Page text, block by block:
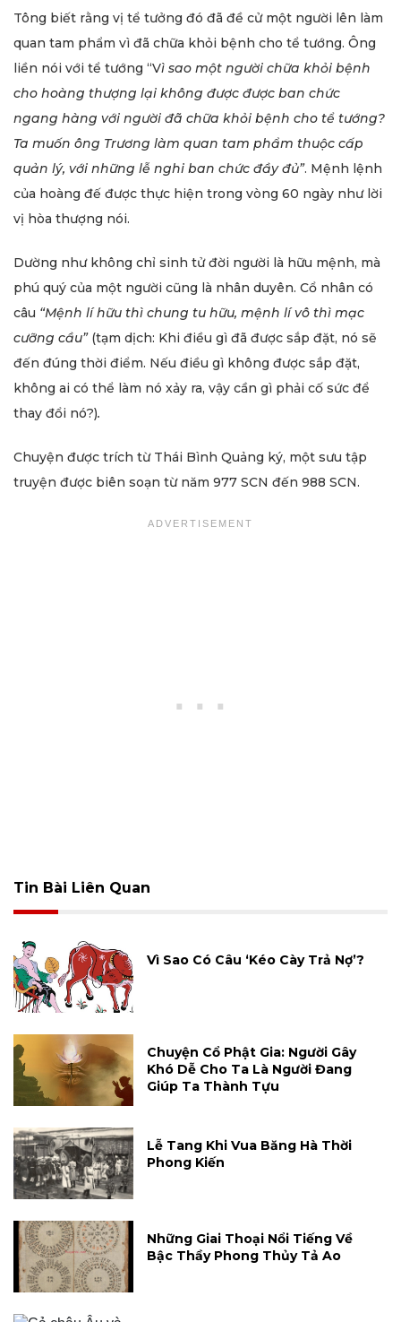
Tông biết rằng vị tể tưởng đó đã đề cử một người lên làm
quan tam phẩm vì đã chữa khỏi bệnh cho tể tướng. Ông
liền nói với tể tướng “Vì sao một người chữa khỏi bệnh
cho hoàng thượng lại không được được ban chức
ngang hàng với người đã chữa khỏi bệnh cho tể tướng?
Ta muốn ông Trương làm quan tam phẩm thuộc cấp
quản lý, với những lễ nghi ban chức đầy đủ”. Mệnh lệnh
của hoàng đế được thực hiện trong vòng 60 ngày như lời
vị hòa thượng nói.
Dường như không chỉ sinh tử đời người là hữu mệnh, mà
phú quý của một người cũng là nhân duyên. Cổ nhân có
câu “Mệnh lí hữu thì chung tu hữu, mệnh lí vô thì mạc
cưỡng cầu”(tạm dịch: Khi điều gì đã được sắp đặt, nó sẽ
đến đúng thời điểm. Nếu điều gì không được sắp đặt,
không ai có thể làm nó xảy ra, vậy cần gì phải cố sức để
thay đổi nó?).
Chuyện được trích từ Thái Bình Quảng ký, một sưu tập
truyện được biên soạn từ năm 977 SCN đến 988 SCN.
Tin Bài Liên Quan
Vì Sao Có Câu ‘Kéo Cày Trả Nợ’?
Chuyện Cổ Phật Gia: Người Gây
Khó Dễ Cho Ta Là Người Đang
Giúp Ta Thành Tựu
Lễ Tang Khi Vua Băng Hà Thời
Phong Kiến
Những Giai Thoại Nổi Tiếng Về
Bậc Thầy Phong Thủy Tả Ao